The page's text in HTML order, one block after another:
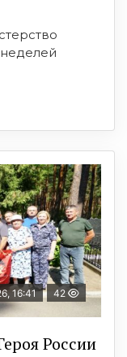
16:41 42
России